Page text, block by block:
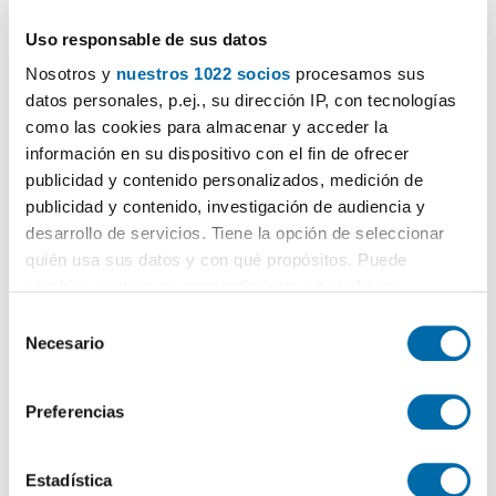
Uso responsable de sus datos
Nosotros y nuestros 1022 socios procesamos sus
datos personales, p.ej., su dirección IP, con tecnologías
como las cookies para almacenar y acceder la
información en su dispositivo con el fin de ofrecer
publicidad y contenido personalizados, medición de
publicidad y contenido, investigación de audiencia y
desarrollo de servicios. Tiene la opción de seleccionar
quién usa sus datos y con qué propósitos. Puede
el Menú de consentimiento.
Recopilar información sobre su ubicación geográfica
Identificar su dispositivo analizándolo activamente
Necesario
Preferencias
Estadística
40m2 Piso
Chamartín, Hispanoamérica, Madrid
Llamar
Contactar
/10
40m2 Piso